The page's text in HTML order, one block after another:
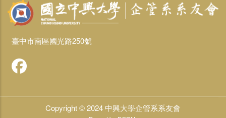
臺中市南區國光路250號
Copyright © 2024 中興大學企管系系友會